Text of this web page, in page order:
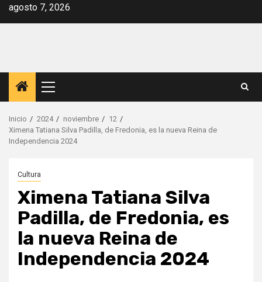
Saltar
agosto 7, 2026
Menú
principal
Inicio 2024 noviembre
12
Ximena Tatiana Silva Padilla, de Fredonia, es la nueva Reina de
Independencia 2024
Cultura
Ximena Tatiana Silva
Padilla, de Fredonia, es
la nueva Reina de
Independencia 2024